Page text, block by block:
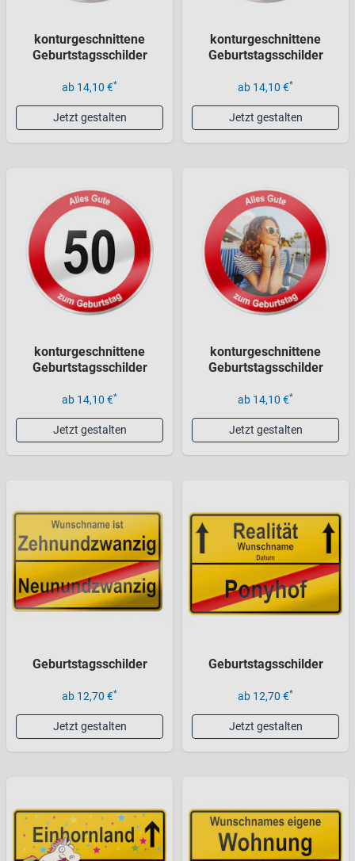
konturgeschnittene
Geburtstagsschilder
ab 14,10 €*
Jetzt gestalten
konturgeschnittene
Geburtstagsschilder
ab 14,10 €*
Jetzt gestalten
konturgeschnittene
Geburtstagsschilder
ab 14,10 €*
Jetzt gestalten
konturgeschnittene
Geburtstagsschilder
ab 14,10 €*
Jetzt gestalten
Geburtstagsschilder
ab 12,70 €*
Jetzt gestalten
Geburtstagsschilder
ab 12,70 €*
Jetzt gestalten